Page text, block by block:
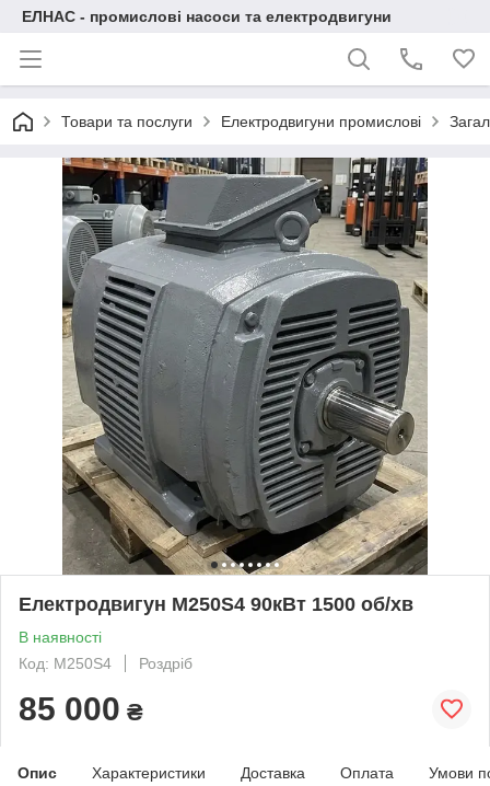
ЕЛНАС - промислові насоси та електродвигуни
Товари та послуги Електродвигуни промислові
Електродвигун М250Ѕ4 90кВт 1500 об/хв
В наявності
Код: М250S4
Роздріб
85 000 ₴
Опис Характеристики Доставка Оплата Умови